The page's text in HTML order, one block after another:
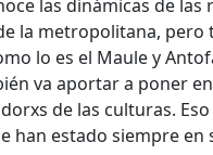
las dinámicas de las
la metropolitana, pero
lo es el Maule y
va aportar a poner
de las culturas. Eso
han estado siempre en